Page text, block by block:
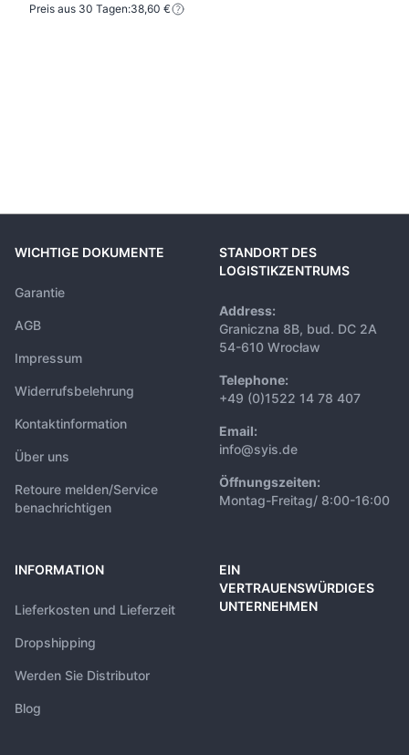
Preis aus 30 Tagen:38,60 €
WICHTIGE DOKUMENTE
Garantie
AGB
Impressum
Widerrufsbelehrung
Kontaktinformation
Über uns
Retoure melden/Service
benachrichtigen
STANDORT DES
LOGISTIKZENTRUMS
Address:
Graniczna 8B, bud. DC 2A
54-610 Wrocław
Telephone:
+49 (0)1522 14 78 407
Email:
info@syis.de
Öffnungszeiten:
Montag-Freitag/ 8:00-16:00
INFORMATION
Lieferkosten und Lieferzeit
Dropshipping
Werden Sie Distributor
Blog
EIN
VERTRAUENSWÜRDIGES
UNTERNEHMEN